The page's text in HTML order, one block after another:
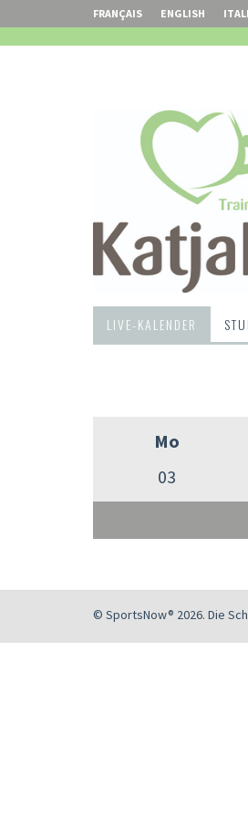
FRANÇAIS ENGLISH
LIVE-KALENDER
Mo
03
© SportsNow® 2026. Die